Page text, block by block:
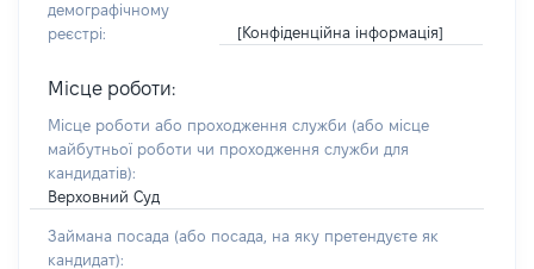
демографічному
реєстрі:
[Конфіденційна інформація]
Місце роботи:
Місце роботи або проходження служби (або місце
майбутньої роботи чи проходження служби для
кандидатів):
Верховний Суд
Займана посада (або посада, на яку претендуєте як
кандидат):